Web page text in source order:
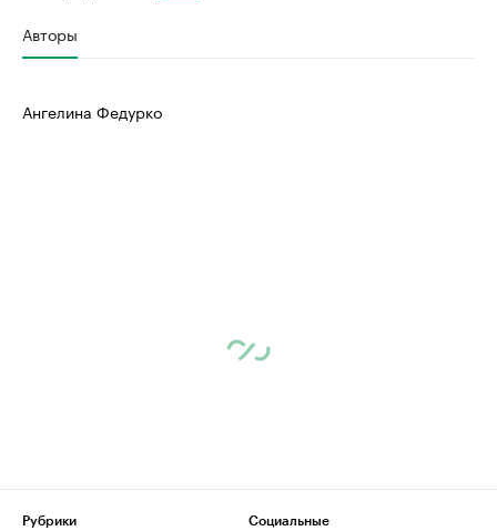
Авторы
Ангелина Федурко
Рубрики
Социальные